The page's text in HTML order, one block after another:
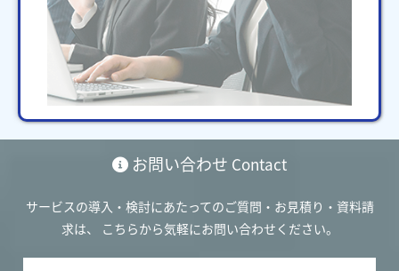
お問い合わせ Contact
サービスの導入・検討にあたってのご質問・お見積り・資料請
求は、
こちらから気軽にお問い合わせください。